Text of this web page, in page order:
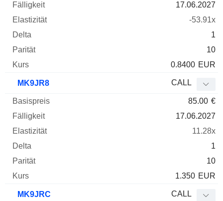
17.06.2027
-53.91x
1
10
0.8400 EUR
MK9JR8 CALL
85.00 €
17.06.2027
11.28x
1
10
1.350 EUR
MK9JRC CALL